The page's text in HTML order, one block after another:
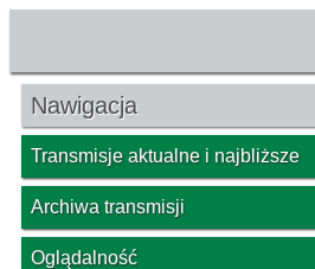
Nawigacja
Transmisje aktualne i najbliższe
Archiwa transmisji
Oglądalność